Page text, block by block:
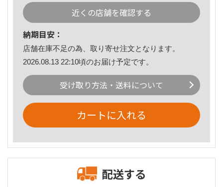
近くの店舗を確認する
納期目安：
店舗在庫不足の為、取り寄せ注文となります。
2026.08.13 22:10頃のお届け予定です。
受け取り方法・送料について
カートに入れる
配送する